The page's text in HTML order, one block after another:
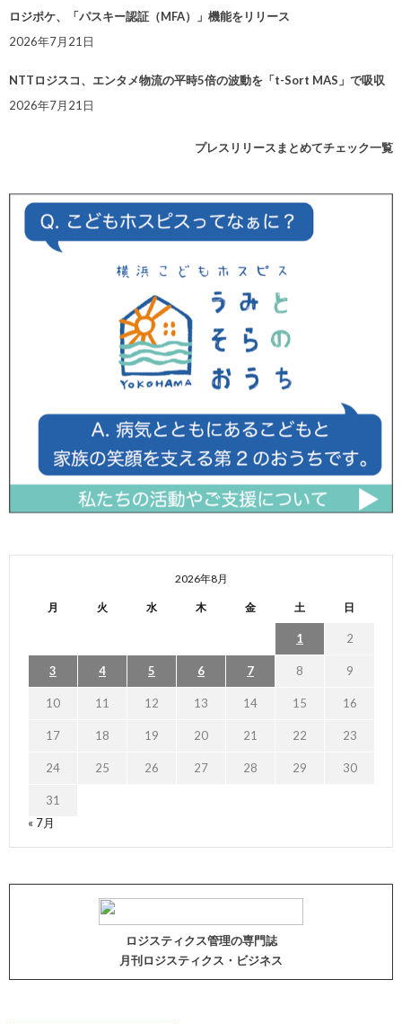
ロジポケ、「パスキー認証（MFA）」機能をリリース
2026年7月21日
NTTロジスコ、エンタメ物流の平時5倍の波動を「t-Sort MAS」で吸収
2026年7月21日
プレスリリースまとめてチェック一覧
2026年8月
月 火 水 木 金 土 日
1 2
3 4 5 6 7 8 9
10 11 12 13 14 15 16
17 18 19 20 21 22 23
24 25 26 27 28 29 30
31
« 7月
ロジスティクス管理の専門誌
月刊ロジスティクス・ビジネス